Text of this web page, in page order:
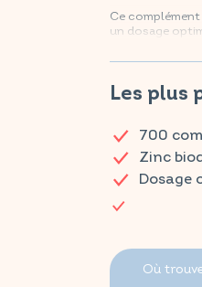
Ce
un dosage
Les plus
700
Zinc
Dosage
Où